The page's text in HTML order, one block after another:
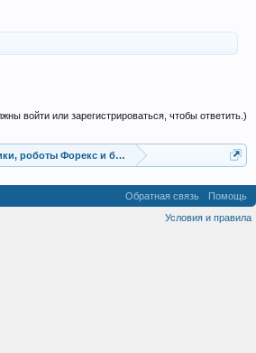
войти или зарегистрироваться, чтобы ответить.)
Советники, роботы Форекс и бинарных опционов
Обратная связь
Помощь
Условия и правила